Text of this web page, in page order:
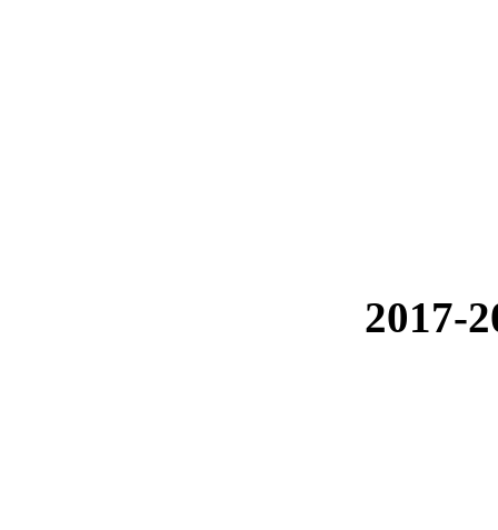
2017-